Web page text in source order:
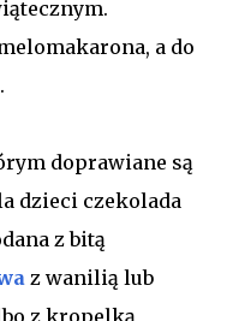
a do
doprawiane są
dzieci czekolada
z bitą
z wanilią lub